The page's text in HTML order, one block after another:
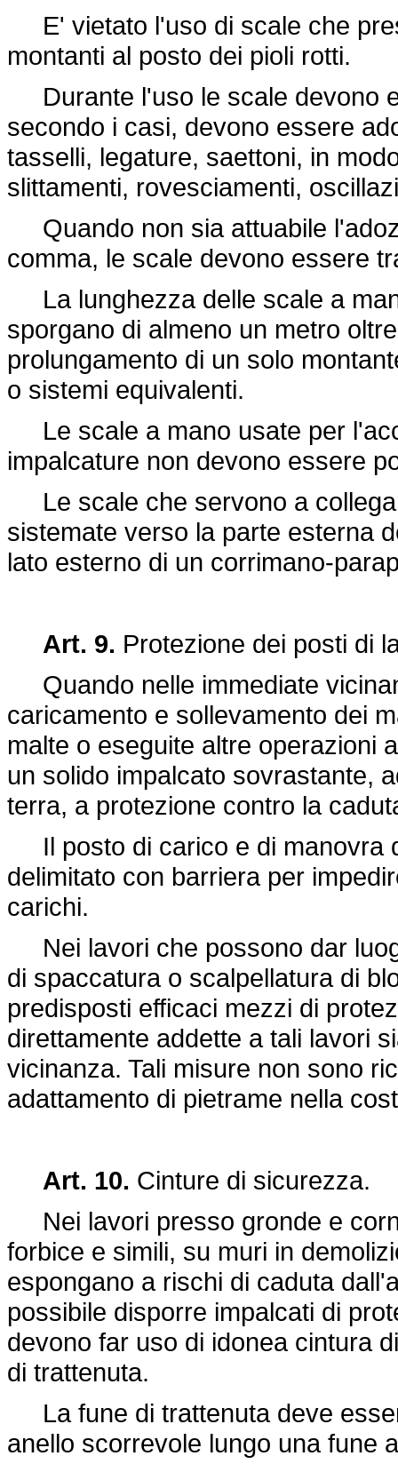
E' vietato l'uso di scale che
montanti al posto dei pioli rotti.
Durante l'uso le scale devono
secondo i casi, devono essere
tasselli, legature, saettoni, in
slittamenti, rovesciamenti,
Quando non sia attuabile
comma, le scale devono essere
La lunghezza delle scale a
sporgano di almeno un metro
prolungamento di un solo
o sistemi equivalenti.
Le scale a mano usate per
impalcature non devono essere
Le scale che servono a
sistemate verso la parte esterna
lato esterno di un corrimano-
Art. 9. Protezione dei posti di
Quando nelle immediate
caricamento e sollevamento dei
malte o eseguite altre operazioni
un solido impalcato sovrastante,
terra, a protezione contro la
Il posto di carico e di manovra
delimitato con barriera per
carichi.
Nei lavori che possono dar
di spaccatura o scalpellatura di
predisposti efficaci mezzi di
direttamente addette a tali lavori
vicinanza. Tali misure non sono
adattamento di pietrame nella
Art. 10. Cinture di sicurezza.
Nei lavori presso gronde e
forbice e simili, su muri in
espongano a rischi di caduta
possibile disporre impalcati di
devono far uso di idonea cintura
di trattenuta.
La fune di trattenuta deve
anello scorrevole lungo una fune